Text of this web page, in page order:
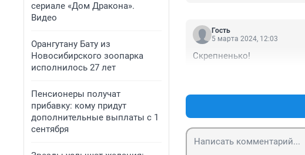
сериале «Дом Дракона».
Видео
Орангутану Бату из
Новосибирского зоопарка
исполнилось 27 лет
Пенсионеры получат
прибавку: кому придут
дополнительные выплаты с 1
сентября
Гость
5 марта 2024, 12:03
Скрепненько!